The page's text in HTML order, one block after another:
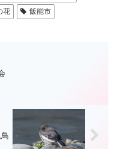
花 飯能市